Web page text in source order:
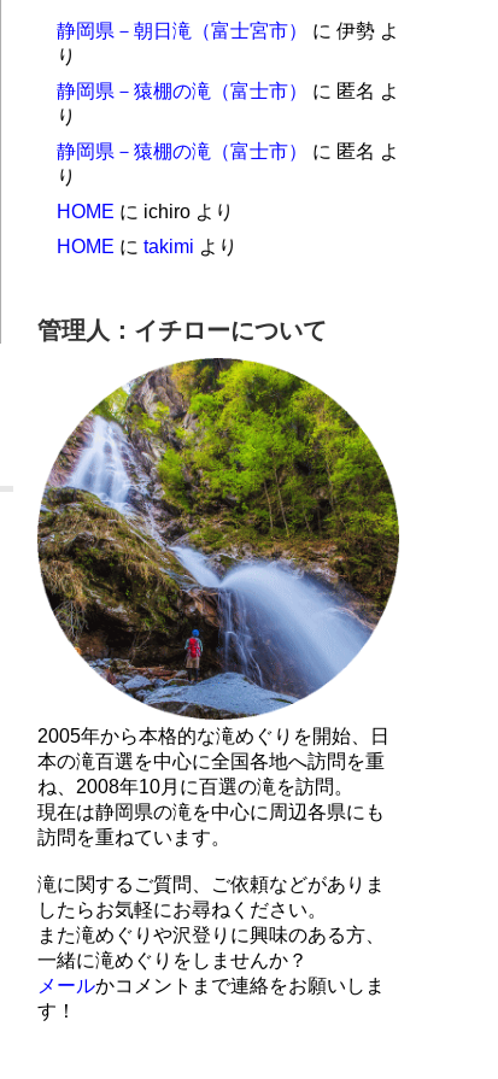
静岡県－朝日滝（富士宮市） に 伊勢 よ
り
静岡県－猿棚の滝（富士市）
に 匿名 よ
り
静岡県－猿棚の滝（富士市）
に 匿名 よ
り
HOME に ichiro より
HOME に takimi より
管理人：イチローについて
2005年から本格的な滝めぐりを開始、日
本の滝百選を中心に全国各地へ訪問を重
ね、2008年10月に百選の滝を訪問。
現在は静岡県の滝を中心に周辺各県にも
訪問を重ねています。
滝に関するご質問、ご依頼などがありま
したらお気軽にお尋ねください。
また滝めぐりや沢登りに興味のある方、
一緒に滝めぐりをしませんか？
メールかコメントまで連絡をお願いしま
す！